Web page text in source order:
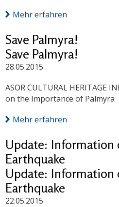
Mehr erfahren
Save Palmyra!
Save Palmyra!
28.05.2015
ASOR CULTURAL HERITAGE
on the Importance of Palmyra
Mehr erfahren
Update: Information
Earthquake
Update: Information
Earthquake
22.05.2015